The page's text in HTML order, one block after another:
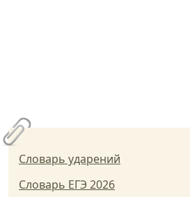
Словарь ударений
Словарь ЕГЭ 2026